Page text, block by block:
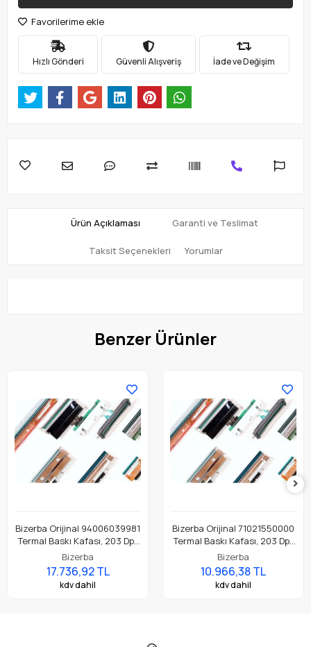
Favorilerime ekle
Hızlı Gönderi Güvenli Alışveriş İade ve Değişim
Ürün Açıklaması Garanti ve Teslimat
Taksit Seçenekleri Yorumlar
Benzer Ürünler
Bizerba Orijinal 94006039981
Termal Baskı Kafası, 203 Dpi.
LP 204 Etiket Yazıcı İçin
Uygundur.
Bizerba
17.736,92 TL
kdv dahil
Bizerba Orijinal 71021550000
Termal Baskı Kafası, 203 Dpi.
GLP 80 Etiket Yazıcı İçin
Uygundur.
Bizerba
10.966,38 TL
kdv dahil